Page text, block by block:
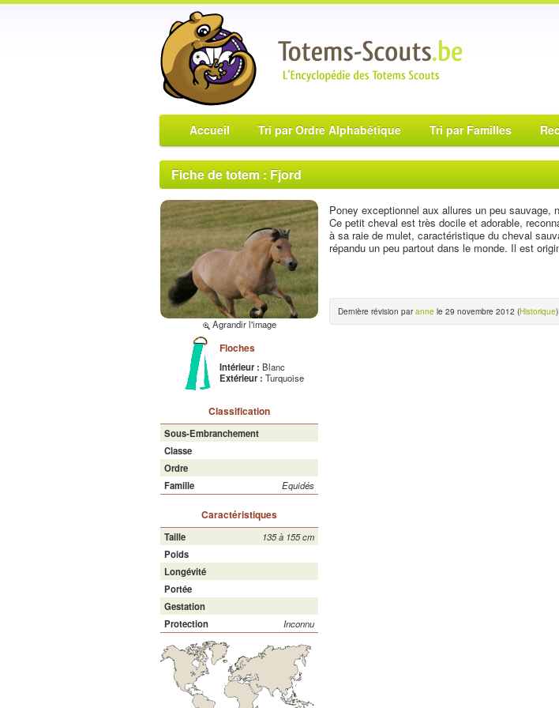
Accueil Tri par Ordre Alphabétique Tri par Familles
Fiche de totem : Fjord
Agrandir l'image
Floches
Intérieur : Blanc
Extérieur : Turquoise
Classification
Sous-Embranchement
Classe
Ordre
Famille
Equidés
Caractéristiques
Taille
135 à 155 cm
Poids
Longévité
Portée
Gestation
Protection
Inconnu
Poney exceptionnel aux allures un peu sauvage,
Ce petit cheval est très docile et adorable,
à sa raie de mulet, caractéristique du cheval
répandu un peu partout dans le monde. Il est
Dernière révision paranne le 29 novembre 2012 (Historique)